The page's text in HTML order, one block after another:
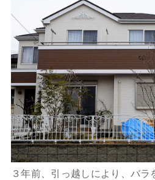
３年前、引っ越しにより、バラ